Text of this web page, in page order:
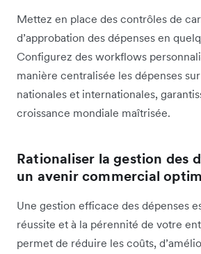
Mettez en place des contrôles de
d’approbation des dépenses en
Configurez des workflows
manière centralisée les dépenses
nationales et internationales,
croissance mondiale maîtrisée.
Rationaliser la gestion des
un avenir commercial
Une gestion efficace des dépenses
réussite et à la pérennité de votre
permet de réduire les coûts,